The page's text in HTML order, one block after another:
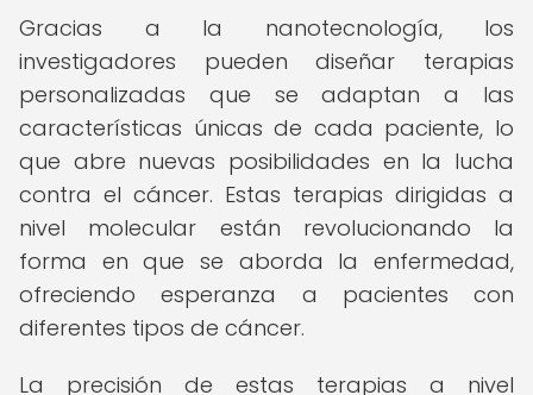
Gracias a la nanotecnología, los
investigadores pueden diseñar terapias
personalizadas que se adaptan a las
características únicas de cada paciente, lo
que abre nuevas posibilidades en la lucha
contra el cáncer. Estas terapias dirigidas a
nivel molecular están revolucionando la
forma en que se aborda la enfermedad,
ofreciendo esperanza a pacientes con
diferentes tipos de cáncer.
La precisión de estas terapias a nivel